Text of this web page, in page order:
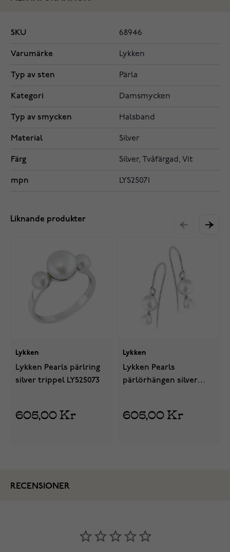
SKU 68946
Varumärke Lykken
Typ av sten Pärla
Kategori Damsmycken
Typ av smycken Halsband
Material Silver
Färg Silver, Tvåfärgad, Vit
mpn LYS25071
Liknande produkter
Lykken
Lykken Pearls pärlring
silver trippel LYS25073
605,00 Kr
Lykken
Lykken Pearls
pärlörhängen silver
605,00 Kr
RECENSIONER